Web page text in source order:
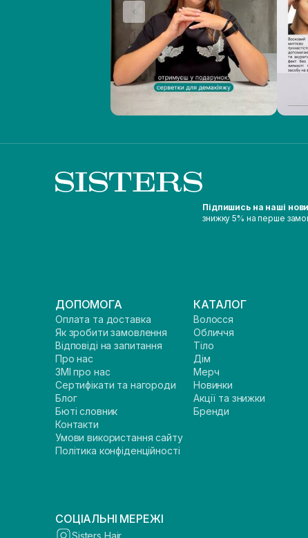
Підпишись на наші
знижку 5% на перше
ДОПОМОГА
Оплата та доставка
Як зробити замовлення
Відповіді на запитання
Про нас
ЗМІ про нас
Сертифікати та нагороди
Блог
Бюті словник
Контакти
Умови використання сайту
Політика конфіденційності
КАТАЛОГ
Волосся
Обличчя
Тіло
Дім
Мерч
Новинки
Акції та знижки
Бренди
СОЦІАЛЬНІ МЕРЕЖІ
Sisters Hair